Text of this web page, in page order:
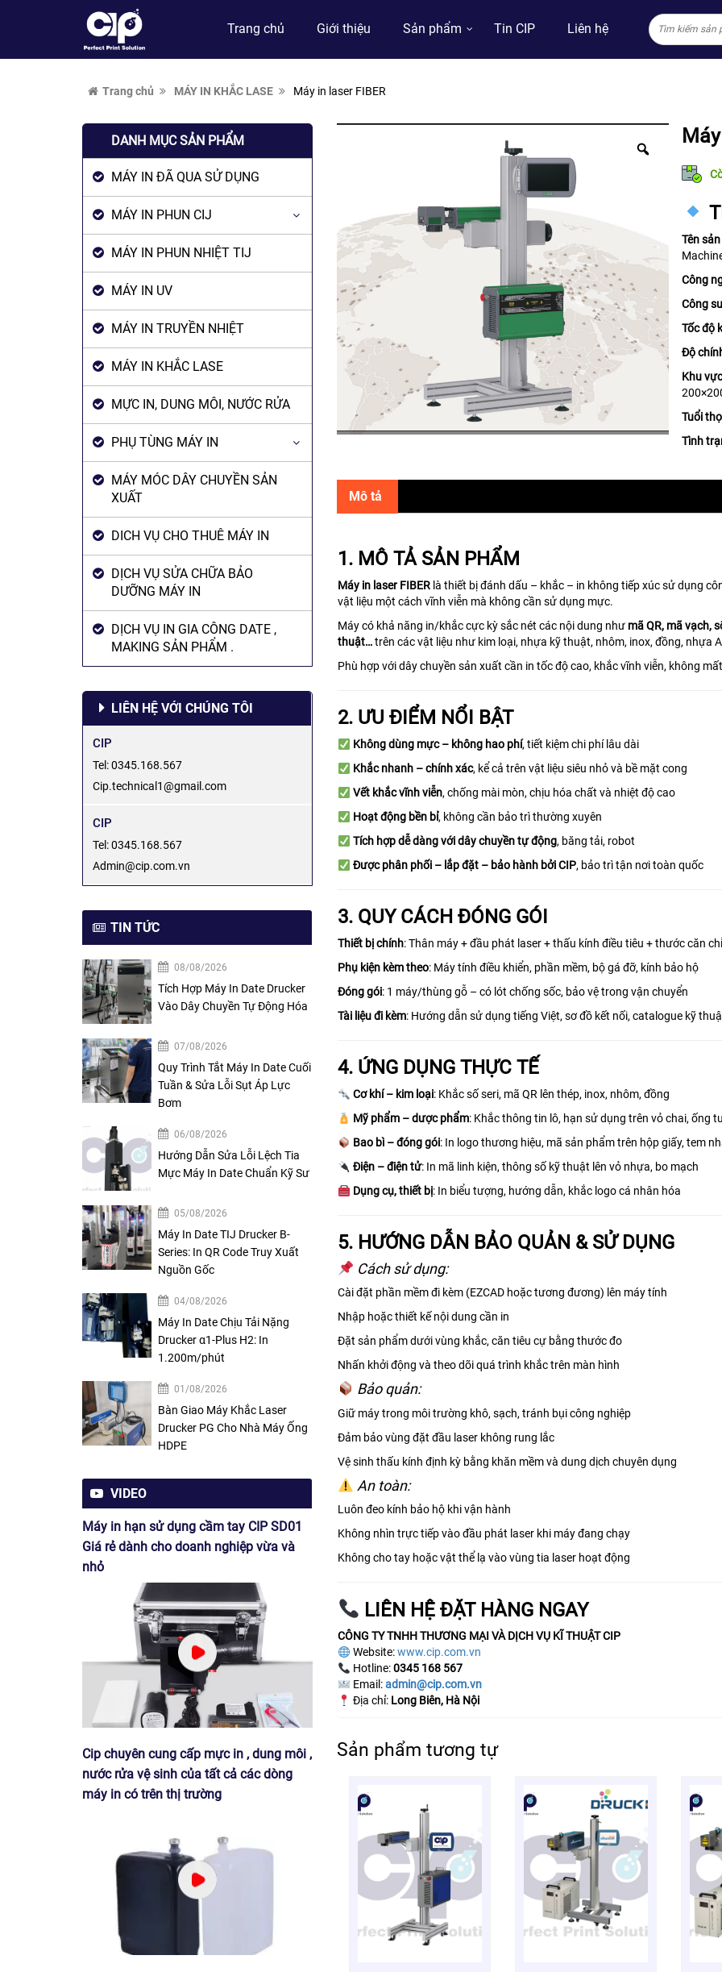
Trang chủ Giới thiệu Sản phẩm Tin CIP Liên hệ
Trang chủ MÁY IN KHẮC LASE Máy in laser FIBER
DANH MỤC SẢN PHẨM
MÁY IN ĐÃ QUA SỬ DỤNG
MÁY IN PHUN CIJ
MÁY IN PHUN NHIỆT TIJ
MÁY IN UV
MÁY IN TRUYỀN NHIỆT
MÁY IN KHẮC LASE
MỰC IN, DUNG MÔI, NƯỚC RỬA
PHỤ TÙNG MÁY IN
MÁY MÓC DÂY CHUYỀN SẢN
XUẤT
DICH VỤ CHO THUÊ MÁY IN
DỊCH VỤ SỬA CHỮA BẢO
DƯỠNG MÁY IN
DỊCH VỤ IN GIA CÔNG DATE ,
MAKING SẢN PHẨM .
LIÊN HỆ VỚI CHÚNG TÔI
CIP
Tel: 0345.168.567
Cip.technical1@gmail.com
CIP
Tel: 0345.168.567
Admin@cip.com.vn
TIN TỨC
08/08/2026
Tích Hợp Máy In Date Drucker
Vào Dây Chuyền Tự Động Hóa
07/08/2026
Quy Trình Tắt Máy In Date Cuối
Tuần & Sửa Lỗi Sụt Áp Lực
Bơm
06/08/2026
Hướng Dẫn Sửa Lỗi Lệch Tia
Mực Máy In Date Chuẩn Kỹ Sư
05/08/2026
Máy In Date TIJ Drucker B-
Series: In QR Code Truy Xuất
Nguồn Gốc
04/08/2026
Máy In Date Chịu Tải Nặng
Drucker α1-Plus H2: In
1.200m/phút
01/08/2026
Bàn Giao Máy Khắc Laser
Drucker PG Cho Nhà Máy Ống
HDPE
VIDEO
Máy in hạn sử dụng cầm tay CIP SD01
Giá rẻ dành cho doanh nghiệp vừa và
nhỏ
Cip chuyên cung cấp mực in , dung môi ,
nước rửa vệ sinh của tất cả các dòng
máy in có trên thị trường
Tên
Công
Công
Tốc độ
Độ
Khu
Tuổi
Tình
Mô tả
1. MÔ TẢ SẢN PHẨM
Máy in laser FIBERlà thiết bị đánh dấu – khắc – in không tiếp xúc sử dụng
vật liệu một cách vĩnh viễn mà không cần sử dụng mực.
Máy có khả năng in/khắc cực kỳ sắc nét các nội dung như mã QR, mã vạch,
thuật…trên các vật liệu như kim loại, nhựa kỹ thuật, nhôm, inox, đồng, nhựa
Phù hợp với dây chuyền sản xuất cần in tốc độ cao, khắc vĩnh viễn, không
2. ƯU ĐIỂM NỔI BẬT
Không dùng mực – không hao phí, tiết kiệm chi phí lâu dài
Khắc nhanh – chính xác, kể cả trên vật liệu siêu nhỏ và bề mặt cong
Vết khắc vĩnh viễn, chống mài mòn, chịu hóa chất và nhiệt độ cao
Hoạt động bền bỉ, không cần bảo trì thường xuyên
Tích hợp dễ dàng với dây chuyền tự động, băng tải, robot
Được phân phối – lắp đặt – bảo hành bởi CIP, bảo trì tận nơi toàn quốc
3. QUY CÁCH ĐÓNG GÓI
Thiết bị chính: Thân máy + đầu phát laser + thấu kính điều tiêu + thước căn
Phụ kiện kèm theo: Máy tính điều khiển, phần mềm, bộ gá đỡ, kính bảo hộ
Đóng gói: 1 máy/thùng gỗ – có lót chống sốc, bảo vệ trong vận chuyển
Tài liệu đi kèm: Hướng dẫn sử dụng tiếng Việt, sơ đồ kết nối, catalogue kỹ
4. ỨNG DỤNG THỰC TẾ
Cơ khí – kim loại: Khắc số seri, mã QR lên thép, inox, nhôm, đồng
Mỹ phẩm – dược phẩm: Khắc thông tin lô, hạn sử dụng trên vỏ chai, ống
Bao bì – đóng gói: In logo thương hiệu, mã sản phẩm trên hộp giấy, tem
Điện – điện tử: In mã linh kiện, thông số kỹ thuật lên vỏ nhựa, bo mạch
Dụng cụ, thiết bị: In biểu tượng, hướng dẫn, khắc logo cá nhân hóa
5. HƯỚNG DẪN BẢO QUẢN & SỬ DỤNG
Cách sử dụng:
Cài đặt phần mềm đi kèm (EZCAD hoặc tương đương) lên máy tính
Nhập hoặc thiết kế nội dung cần in
Đặt sản phẩm dưới vùng khắc, căn tiêu cự bằng thước đo
Nhấn khởi động và theo dõi quá trình khắc trên màn hình
Bảo quản:
Giữ máy trong môi trường khô, sạch, tránh bụi công nghiệp
Đảm bảo vùng đặt đầu laser không rung lắc
Vệ sinh thấu kính định kỳ bằng khăn mềm và dung dịch chuyên dụng
An toàn:
Luôn đeo kính bảo hộ khi vận hành
Không nhìn trực tiếp vào đầu phát laser khi máy đang chạy
Không cho tay hoặc vật thể lạ vào vùng tia laser hoạt động
LIÊN HỆ ĐẶT HÀNG NGAY
CÔNG TY TNHH THƯƠNG MẠI VÀ DỊCH VỤ KĨ THUẬT CIP
Website:www.cip.com.vn
Hotline:0345 168 567
Email:admin@cip.com.vn
Địa chỉ: Long Biên, Hà Nội
Sản phẩm tương tự